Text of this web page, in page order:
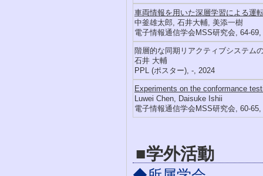
車両情報を用いた深層学習による運
中釜雄太郎, 石井大輔, 美添一樹
電子情報通信学会MSS研究会, 64-69,
階層的な同期リアクティブシステム
石井 大輔
PPL (ポスター), -, 2024
Experiments on the conformance
Luwei Chen, Daisuke Ishii
電子情報通信学会MSS研究会, 60-65,
■学外活動